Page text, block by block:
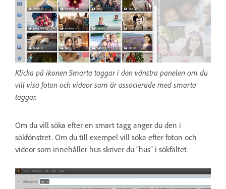
Klicka på ikonen Smarta taggar i den vänstra panelen om du
vill visa foton och videor som är associerade med smarta
taggar.
Om du vill söka efter en smart tagg anger du den i
sökfönstret. Om du till exempel vill söka efter foton och
videor som innehåller hus skriver du ”hus” i sökfältet.